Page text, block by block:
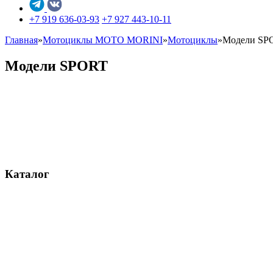
+7 919 636-03-93 +7 927 443-10-11
Главная»Мотоциклы MOTO MORINI»Мотоциклы»Модели
Модели SPORT
Каталог